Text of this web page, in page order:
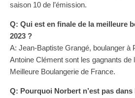
saison 10 de l’émission.
Q: Qui est en finale de la meilleure
2023 ?
A: Jean-Baptiste Grangé, boulanger à
Antoine Clément sont les gagnants de
Meilleure Boulangerie de France.
Q: Pourquoi Norbert n’est pas dans